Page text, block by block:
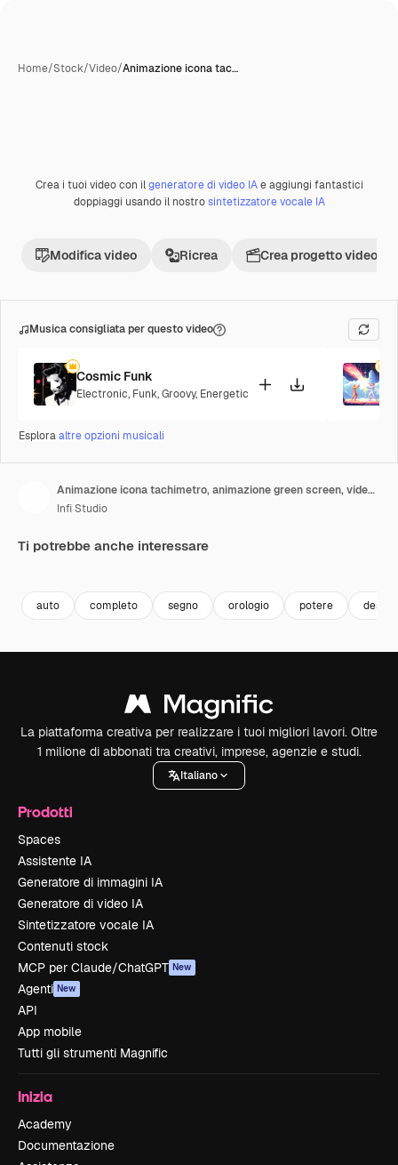
Home/Stock/Video/Animazione icona tac…
Premium
Crea i tuoi video con ilgeneratore di video IAe aggiungi fantastici
doppiaggi usando il nostrosintetizzatore vocale IA
Modifica video Ricrea Crea progetto video
Musica consigliata per questo video
Cosmic Funk
Electronic, Funk,Groovy, Energetic
Esploraaltre opzioni musicali
Animazione icona tachimetro, animazione green screen, video 4k, indicatore di livello, servizio clienti, elettrico.
Infi Studio
Ti potrebbe anche interessare
auto completo segno orologio potere design
La piattaforma creativa per realizzare i tuoi migliori lavori. Oltre
1 milione di abbonati tra creativi, imprese, agenzie e studi.
Italiano
Prodotti
Spaces
Assistente IA
Generatore di immagini IA
Generatore di video IA
Sintetizzatore vocale IA
Contenuti stock
MCP per Claude/ChatGPT New
Agenti New
API
App mobile
Tutti gli strumenti Magnific
Inizia
Academy
Documentazione